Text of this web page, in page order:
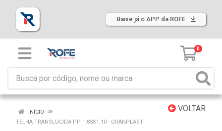
Baixe já o APP da ROFE
0
VOLTAR
INÍCIO
TELHA TRANSLUCIDA PP 1,83X1,10 - GRANPLAST